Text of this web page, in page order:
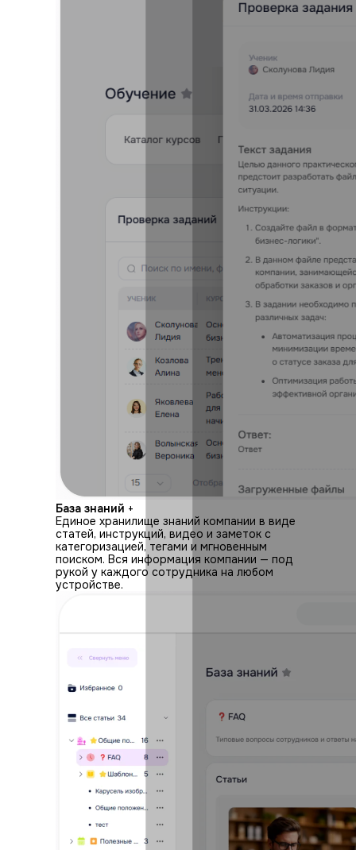
База знаний +
Единое хранилище знаний компании в виде
статей, инструкций, видео и заметок с
категоризацией, тегами и мгновенным
поиском. Вся информация компании — под
рукой у каждого сотрудника на любом
устройстве.